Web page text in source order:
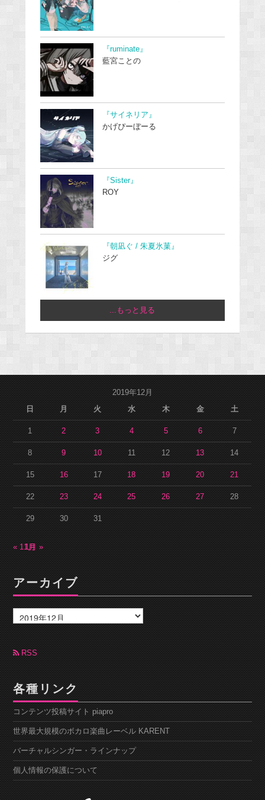
『ruminate』
藍宮ことの
『サイネリア』
かげぴーぼーる
『Sister』
ROY
『朝凪ぐ / 朱夏氷菓』
ジグ
...もっと見る
2019年12月
日
月 火 水 木 金 土
1 2 3 4 5 6 7
8 9 10 11 12 13 14
15 16 17 18 19 20 21
22 23 24 25 26 27 28
29 30 31
« 11月1月 »
アーカイブ
ー
カ
ブ RSS
各種リンク
コンテンツ投稿サイト piapro
世界最大規模のボカロ楽曲レーベル KARENT
バーチャルシンガー・ラインナップ
個人情報の保護について